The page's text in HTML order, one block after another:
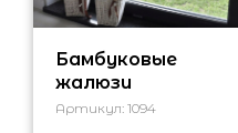
Бамбуковые
жалюзи
Артикул: 1094